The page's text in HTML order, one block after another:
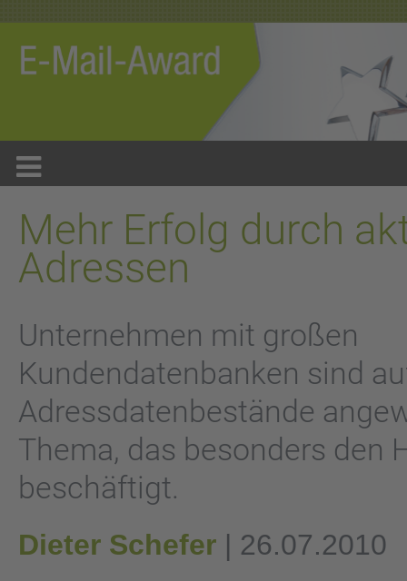
Mehr Erfolg durch
Adressen
Unternehmen mit großen
Kundendatenbanken sind
Adressdatenbestände
Thema, das besonders den
beschäftigt.
Dieter Schefer | 26.07.2010